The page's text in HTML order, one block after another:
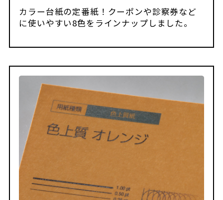
カラー台紙の定番紙！クーポンや診察券など
に使いやすい8色をラインナップしました。